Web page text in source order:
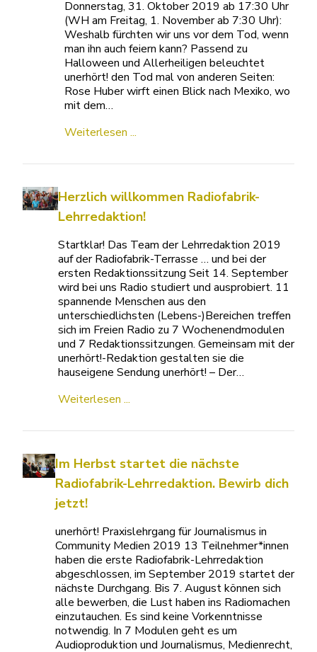
Donnerstag, 31. Oktober 2019 ab 17:30 Uhr
(WH am Freitag, 1. November ab 7:30 Uhr):
Weshalb fürchten wir uns vor dem Tod, wenn
man ihn auch feiern kann? Passend zu
Halloween und Allerheiligen beleuchtet
unerhört! den Tod mal von anderen Seiten:
Rose Huber wirft einen Blick nach Mexiko, wo
mit dem…
Weiterlesen ...
Herzlich willkommen Radiofabrik-
Lehrredaktion!
Startklar! Das Team der Lehrredaktion 2019
auf der Radiofabrik-Terrasse … und bei der
ersten Redaktionssitzung Seit 14. September
wird bei uns Radio studiert und ausprobiert. 11
spannende Menschen aus den
unterschiedlichsten (Lebens-)Bereichen treffen
sich im Freien Radio zu 7 Wochenendmodulen
und 7 Redaktionssitzungen. Gemeinsam mit der
unerhört!-Redaktion gestalten sie die
hauseigene Sendung unerhört! – Der…
Weiterlesen ...
Im Herbst startet die nächste
Radiofabrik-Lehrredaktion. Bewirb dich
jetzt!
unerhört! Praxislehrgang für Journalismus in
Community Medien 2019 13 Teilnehmer*innen
haben die erste Radiofabrik-Lehrredaktion
abgeschlossen, im September 2019 startet der
nächste Durchgang. Bis 7. August können sich
alle bewerben, die Lust haben ins Radiomachen
einzutauchen. Es sind keine Vorkenntnisse
notwendig. In 7 Modulen geht es um
Audioproduktion und Journalismus, Medienrecht,